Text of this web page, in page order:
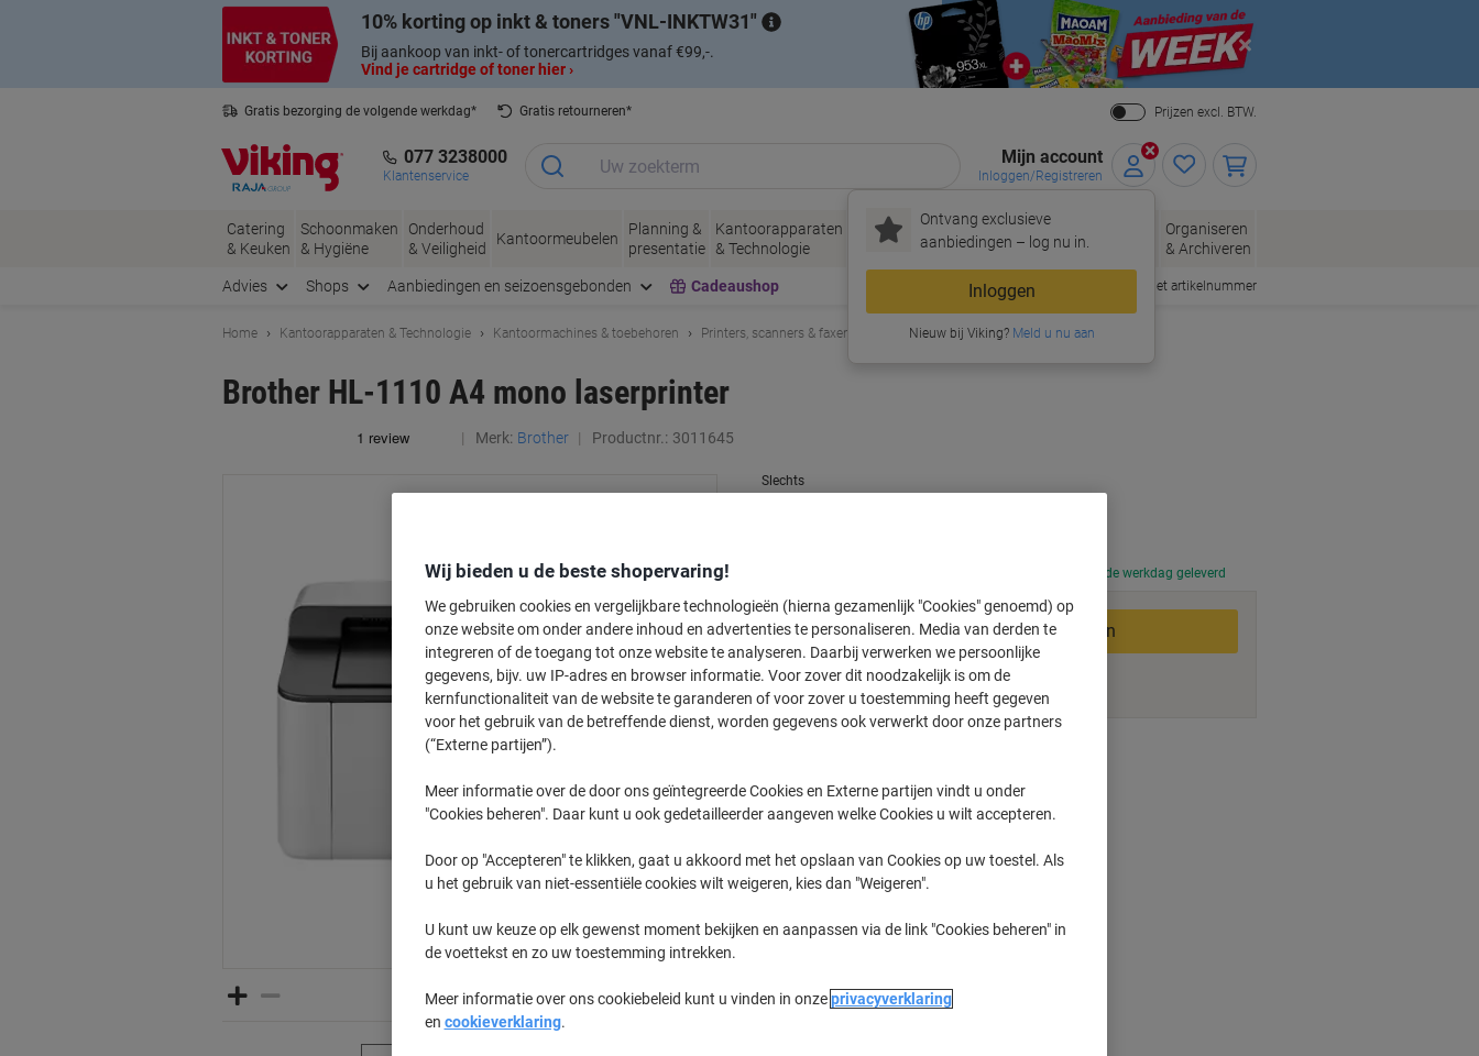
10% korting op inkt & toners VNL-INKTW31
Bij aankoop van inkt- of tonercartridges vanaf €99,-.
Vind je cartridge of toner hier ›
Close
Gratis bezorging de volgende werkdag*
Gratis retourneren*
Prijzen excl. BTW.
077 3238000
Klantenservice
Mijn account
Inloggen/Registreren
Ontvang exclusieve
aanbiedingen – log nu in.
Inloggen
Nieuw bij Viking?Meld u nu aan
Catering
& Keuken
Schoonmaken
& Hygiëne
Onderhoud
& Veiligheid
Kantoormeubelen
Planning &
presentatie
Kantoorapparaten
& Technologie
Inkt &
Toner
Papier, Enveloppen
& Verpakken
Kantoorartikelen
Organiseren
& Archiveren
Advies Shops Aanbiedingen en seizoensgebonden Cadeaushop Snel bestellen met artikelnummer
Home Kantoorapparaten & Technologie Kantoormachines & toebehoren Printers, scanners & faxen Laserprinters
Brother HL-1110 A4 mono laserprinter
Merk: Brother Productnr.: 3011645
Slechts
Vóór 15:30 uur besteld, volgende werkdag geleverd
Aantal
In winkelwagen
Max. Aantal 5
Aan een lijst toevoegen
Belangrijkste specificaties
Hoogwaardige resolutie: 2400 x 600 dpi
Compact ontwerp, past overal
Lees meer
Wij bieden u de beste shopervaring!
We gebruiken cookies en vergelijkbare technologieën (hierna gezamenlijk "Cookies" genoemd) op
onze website om onder andere inhoud en advertenties te personaliseren. Media van derden te
integreren of de toegang tot onze website te analyseren. Daarbij verwerken we persoonlijke
gegevens, bijv. uw IP-adres en browser informatie. Voor zover dit noodzakelijk is om de
kernfunctionaliteit van de website te garanderen of voor zover u toestemming heeft gegeven
voor het gebruik van de betreffende dienst, worden gegevens ook verwerkt door onze partners
(“Externe partijen”).
Meer informatie over de door ons geïntegreerde Cookies en Externe partijen vindt u onder
"Cookies beheren". Daar kunt u ook gedetailleerder aangeven welke Cookies u wilt accepteren.
Door op "Accepteren" te klikken, gaat u akkoord met het opslaan van Cookies op uw toestel. Als
u het gebruik van niet-essentiële cookies wilt weigeren, kies dan "Weigeren".
U kunt uw keuze op elk gewenst moment bekijken en aanpassen via de link "Cookies beheren" in
de voettekst en zo uw toestemming intrekken.
Meer informatie over ons cookiebeleid kunt u vinden in onzeprivacyverklaring
en cookieverklaring.